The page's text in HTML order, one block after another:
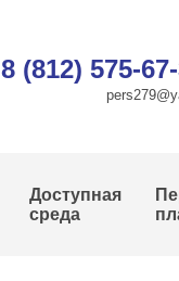
8 (812) 575-
Доступная
среда